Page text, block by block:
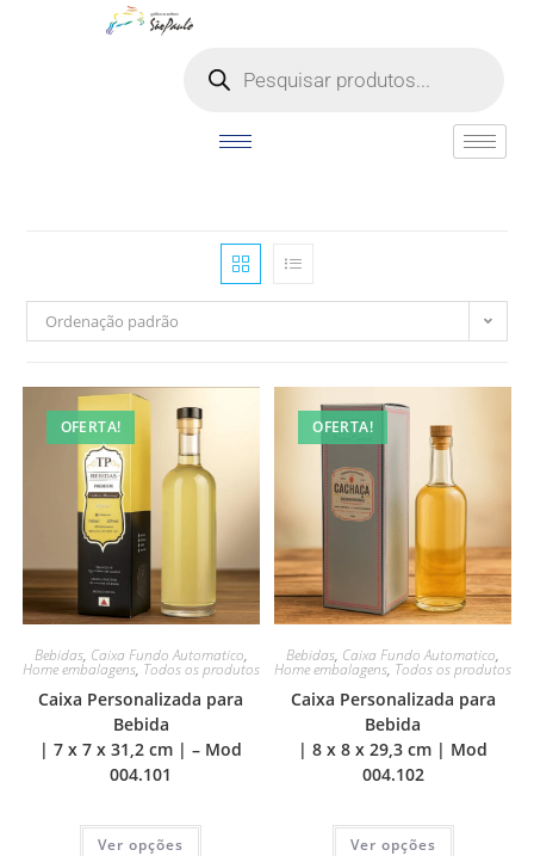
Ordenação padrão
OFERTA!
Bebidas, Caixa Fundo Automatico,
Home embalagens, Todos os produtos
Caixa Personalizada para
Bebida
| 7 x 7 x 31,2 cm | – Mod
004.101
Ver opções
OFERTA!
Bebidas, Caixa Fundo Automatico,
Home embalagens, Todos os produtos
Caixa Personalizada para
Bebida
| 8 x 8 x 29,3 cm | Mod
004.102
Ver opções